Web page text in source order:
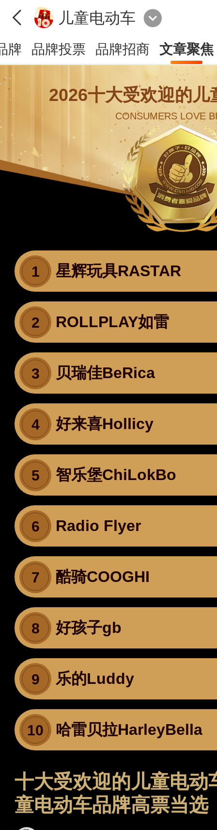
儿童电动车
牌 品牌投票 品牌招商 文章聚焦
2026十大受欢迎的儿
CONSUMERS LOVE
1 星辉玩具RASTAR
2 ROLLPLAY如雷
3 贝瑞佳BeRica
4 好来喜Hollicy
5 智乐堡ChiLokBo
6 Radio Flyer
7 酷骑COOGHI
8 好孩子gb
9 乐的Luddy
10 哈雷贝拉HarleyBella
十大受欢迎的儿童电动
童电动车品牌高票当选